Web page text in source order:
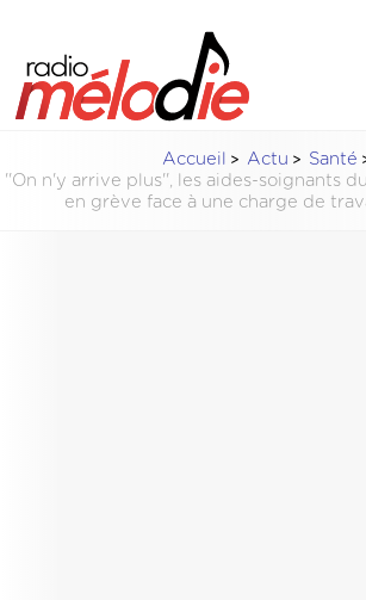
Accueil Actu
Santé
''On n'y arrive plus'', les aides-soignants
en grève face à une charge de